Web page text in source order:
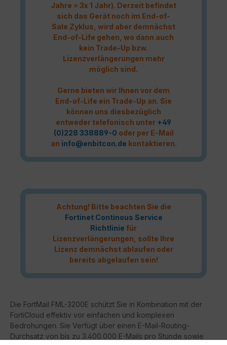
Jahre = 3x 1 Jahr). Derzeit befindet
sich das Gerät noch im End-of-
Sale Zyklus, wird aber demnächst
End-of-Life gehen, wo dann auch
kein Trade-Up bzw.
Lizenzverlängerungen mehr
möglich sind.
Gerne bieten wir Ihnen vor dem
End-of-Life ein Trade-Up an. Sie
können uns diesbezüglich
entweder telefonisch unter +49
(0)228 338889-0 oder per E-Mail
an info@enbitcon.de kontaktieren.
Achtung! Bitte beachten Sie die
Fortinet Continous Service
Richtlinie für
Lizenzverlängerungen, sollte Ihre
Lizenz demnächst ablaufen oder
bereits abgelaufen sein!
Die FortMail FML-3200E schützt Sie in Kombination mit der
FortiCloud effektiv vor einfachen und komplexen
Bedrohungen. Sie Verfügt über einen E-Mail-Routing-
Durchsatz von bis zu 3.400.000 E-Mails pro Stunde sowie